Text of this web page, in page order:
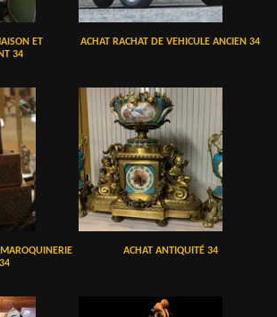
ET
34
ACHAT RACHAT DE VEHICULE ANCIEN 34
ACHAT ANTIQUITÉ 34